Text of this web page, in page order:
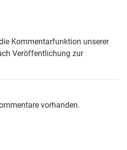
Kommentarfunktion unserer
Veröffentlichung zur
vorhanden.